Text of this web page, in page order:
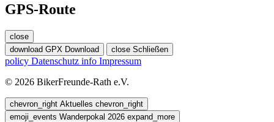
GPS-Route
close
download GPX Download close Schließen
policy Datenschutz info Impressum
© 2026 BikerFreunde-Rath e.V.
chevron_right Aktuelles chevron_right
emoji_events Wanderpokal 2026 expand_more